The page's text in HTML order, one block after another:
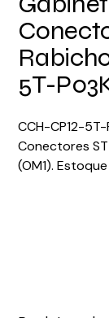
5T-
CCH-CP12-
Conectores
(OM1).